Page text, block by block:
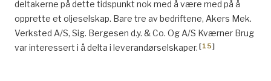
deltakerne på dette tidspunkt nok med å være med på å
opprette et oljeselskap. Bare tre av bedriftene, Akers Mek.
Verksted A/S, Sig. Bergesen d.y. & Co. Og A/S Kværner Brug
var interessert i å delta i leverandørselskaper. [15]